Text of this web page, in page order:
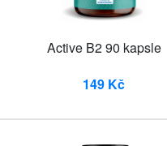
Active B2 90 kapsle
149 Kč